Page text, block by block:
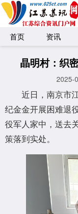
首页 资讯
晶明村：织
2025-
近日，南京市
纪金金开展困难退
役军人家中，送去
策落到实处。